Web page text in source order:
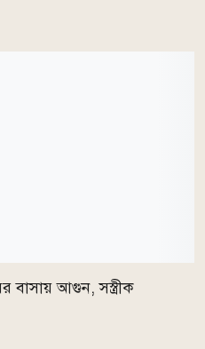
বাসায় আগুন, সস্ত্রীক